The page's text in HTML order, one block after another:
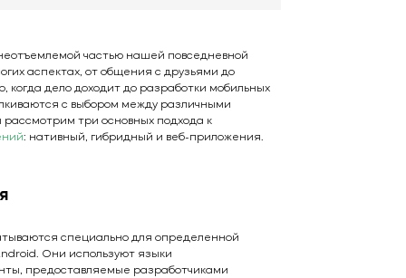
частью нашей повседневной
аспектах, от общения с друзьями до
дело доходит до разработки мобильных
с выбором между различными
три основных подхода к
: нативный, гибридный и веб-приложения.
специально для определенной
Они используют языки
предоставляемые разработчиками